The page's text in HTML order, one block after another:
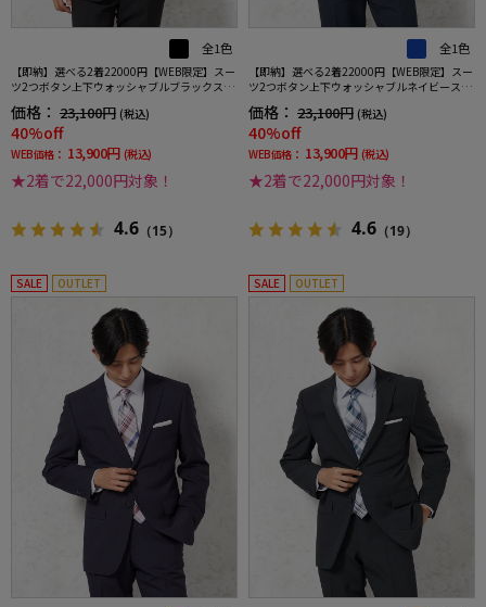
全1色
【即納】選べる2着22000円【WEB限定】スー
ツ2つボタン上下ウォッシャブルブラックスト
ライプ
価格： 23,100円 (税込)
40%off
WEB価格： 13,900円 (税込)
★2着で22,000円対象！
4.6 （15）
全1色
【即納】選べる2着22000円【WEB限定】スー
ツ2つボタン上下ウォッシャブルネイビースト
ライプ
価格： 23,100円 (税込)
40%off
WEB価格： 13,900円 (税込)
★2着で22,000円対象！
4.6 （19）
SALE OUTLET SALE OUTLET